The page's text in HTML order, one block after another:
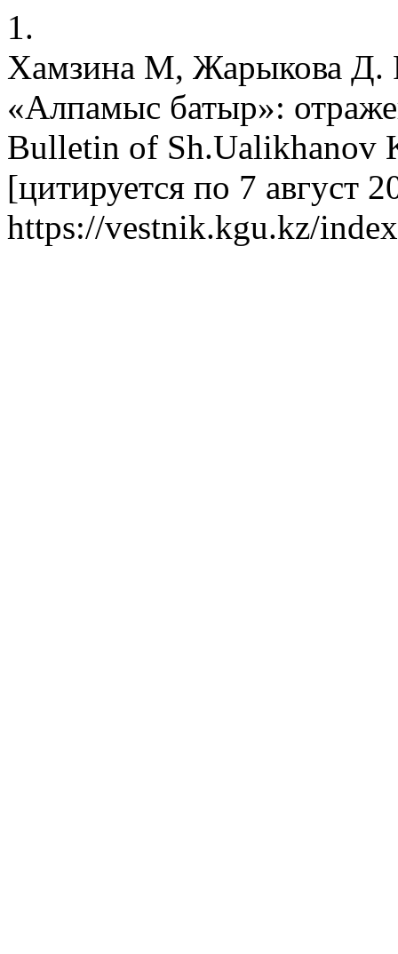
1.
Хамзина М, Жарыкова Д.
«Алпамыс батыр»:
Bulletin of Sh.Ualikhanov
[цитируется по 7 август
https://vestnik.kgu.kz/